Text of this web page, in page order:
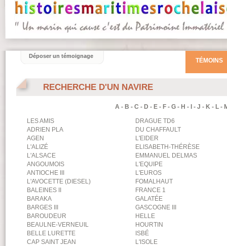
RECHERCHE D'UN NAVIRE
A - B - C - D - E - F - G - H - - J - K - L -
LES AMIS
DRAGUE TD6
ADRIEN PLA
DU CHAFFAULT
AGEN
L'EIDER
L'ALIZÉ
ELISABETH-THÉRÈSE
L'ALSACE
EMMANUEL DELMAS
ANGOUMOIS
L'EQUIPE
ANTIOCHE III
L'EUROS
L'AVOCETTE (DIESEL)
FOMALHAUT
BALEINES II
FRANCE 1
BARAKA
GALATÉE
BARGES III
GASCOGNE III
BAROUDEUR
HELLE
BEAULNE-VERNEUIL
HOURTIN
BELLE LURETTE
ISBÉ
CAP SAINT JEAN
L'ISOLE
TÉMOINS
Déposer un témoignage